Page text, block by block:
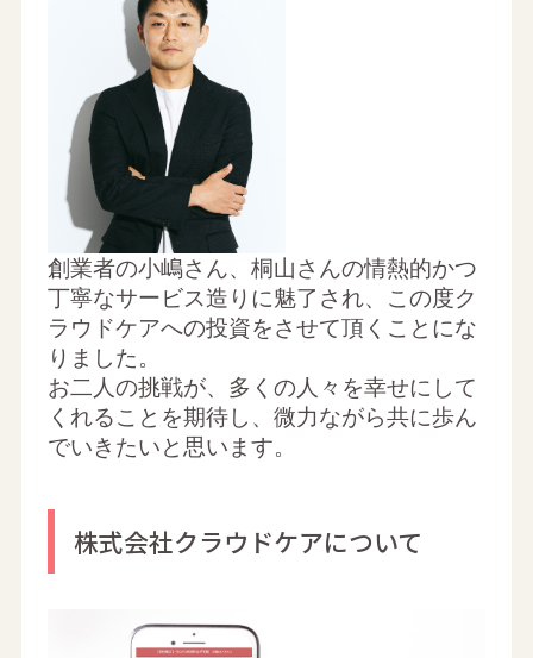
創業者の小嶋さん、桐山さんの情熱的かつ
丁寧なサービス造りに魅了され、この度ク
ラウドケアへの投資をさせて頂くことにな
りました。
お二人の挑戦が、多くの人々を幸せにして
くれることを期待し、微力ながら共に歩ん
でいきたいと思います。
株式会社クラウドケアについて